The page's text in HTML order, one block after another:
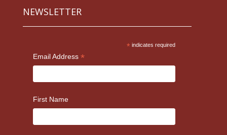
NEWSLETTER
* indicates required
Email Address *
First Name